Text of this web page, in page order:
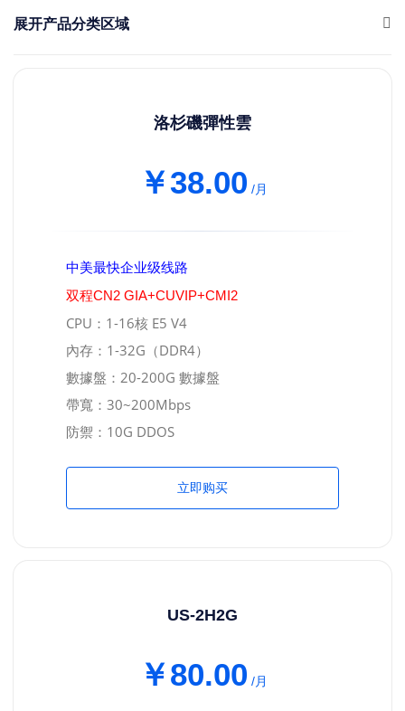
展开产品分类区域
洛杉磯彈性雲
￥38.00 /月
中美最快企业级线路
双程CN2 GIA+CUVIP+CMI2
CPU：1-16核 E5 V4
內存：1-32G（DDR4）
數據盤：20-200G 數據盤
帶寬：30~200Mbps
防禦：10G DDOS
立即购买
US-2H2G
￥80.00 /月